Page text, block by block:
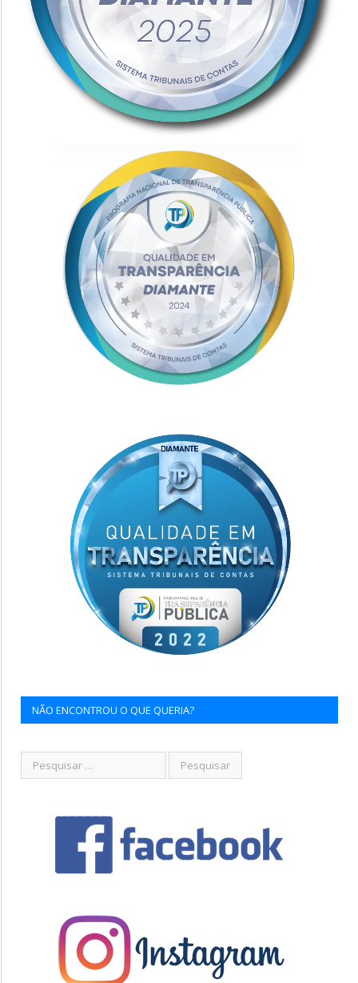
NÃO ENCONTROU O QUE QUERIA?